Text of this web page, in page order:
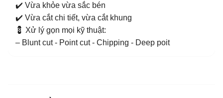
✔️ Vừa khỏe vừa sắc bén
✔️ Vừa cắt chi tiết, vừa cắt khung
💈 Xử lý gọn mọi kỹ thuật:
– Blunt cut - Point cut - Chipping - Deep poit